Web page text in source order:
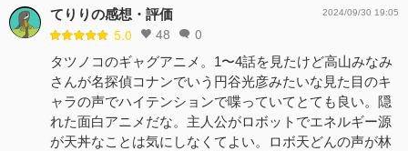
てりりの感想・評価
5.0 48 0
2024/09/30 19:05
タツノコのギャグアニメ。1〜4話を見たけど高山みなみ
さんが名探偵コナンでいう円谷光彦みたいな見た目のキ
ャラの声でハイテンションで喋っていてとても良い。隠
れた面白アニメだな。主人公がロボットでエネルギー源
が天丼なことは気にしなくてよい。ロボ天どんの声が林